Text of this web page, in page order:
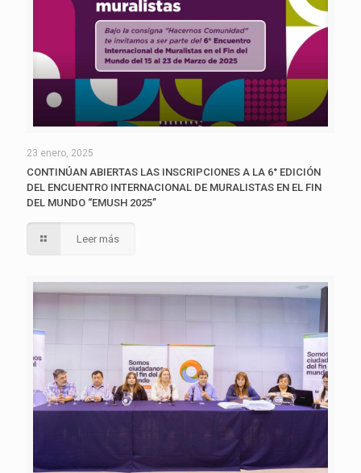
23 enero, 2025
CONTINÚAN ABIERTAS LAS INSCRIPCIONES A LA 6° EDICIÓN
DEL ENCUENTRO INTERNACIONAL DE MURALISTAS EN EL FIN
DEL MUNDO “EMUSH 2025”
Leer más